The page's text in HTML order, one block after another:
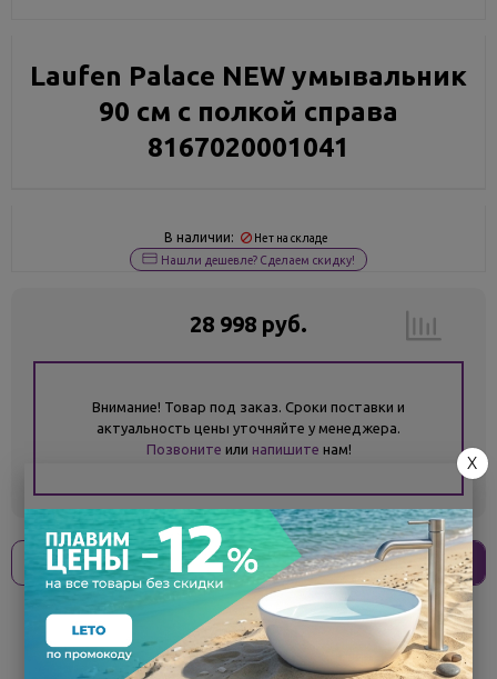
Laufen Palaсе NEW умывальник
90 см с полкой справа
8167020001041
В наличии: Нет на складе
Нашли дешевле? Сделаем скидку!
28 998 руб.
Внимание! Товар под заказ. Сроки поставки и
актуальность цены уточняйте у менеджера.
Позвоните или напишите нам!
Оплати без переплат 7 250 ₽x 4 платежа
Поделиться
X